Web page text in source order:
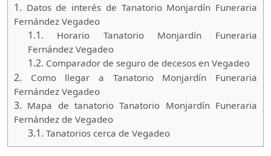
1. Datos de interés de Tanatorio Monjardín Funeraria
Fernández Vegadeo
1.1. Horario Tanatorio Monjardín Funeraria
Fernández Vegadeo
1.2. Comparador de seguro de decesos en Vegadeo
2. Como llegar a Tanatorio Monjardín Funeraria
Fernández Vegadeo
3. Mapa de tanatorio Tanatorio Monjardín Funeraria
Fernández de Vegadeo
3.1. Tanatorios cerca de Vegadeo